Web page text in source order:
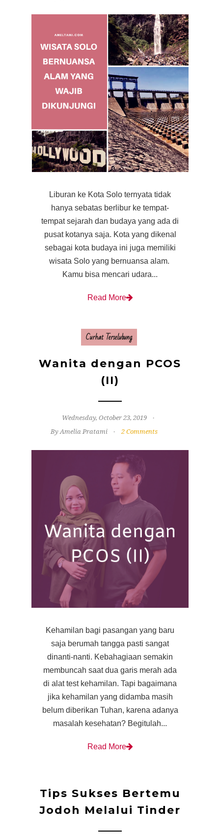
Liburan ke Kota Solo ternyata tidak
hanya sebatas berlibur ke tempat-
tempat sejarah dan budaya yang ada di
pusat kotanya saja. Kota yang dikenal
sebagai kota budaya ini juga memiliki
wisata Solo yang bernuansa alam.
Kamu bisa mencari udara...
Read More
Curhat Terselubung
Wanita dengan PCOS
(II)
Wednesday, October 23, 2019
By Amelia Pratami
2 Comments
Kehamilan bagi pasangan yang baru
saja berumah tangga pasti sangat
dinanti-nanti. Kebahagiaan semakin
membuncah saat dua garis merah ada
di alat test kehamilan. Tapi bagaimana
jika kehamilan yang didamba masih
belum diberikan Tuhan, karena adanya
masalah kesehatan? Begitulah...
Read More
Tips Sukses Bertemu
Jodoh Melalui Tinder